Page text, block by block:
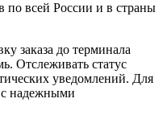
по всей России и в страны
заказа до терминала
Отслеживать статус
уведомлений. Для
с надежными